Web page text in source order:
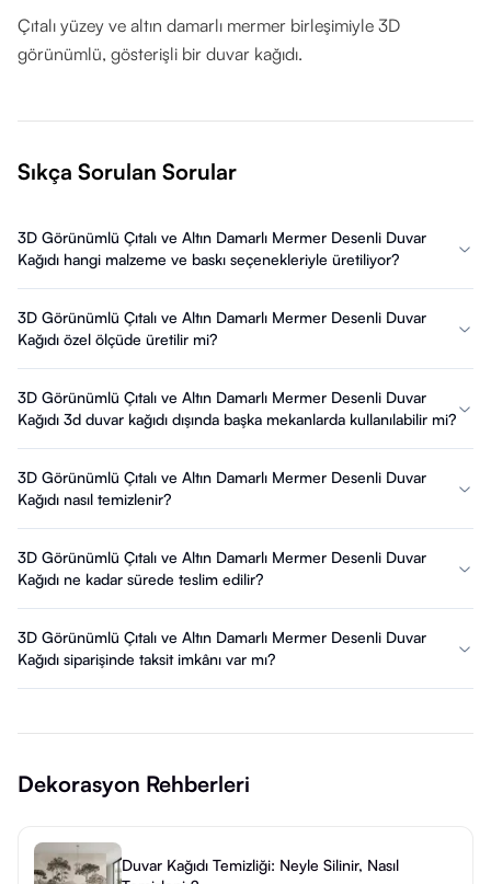
Çıtalı yüzey ve altın damarlı mermer birleşimiyle 3D
görünümlü, gösterişli bir duvar kağıdı.
Sıkça Sorulan Sorular
3D Görünümlü Çıtalı ve Altın Damarlı Mermer Desenli Duvar
Kağıdı hangi malzeme ve baskı seçenekleriyle üretiliyor?
3D Görünümlü Çıtalı ve Altın Damarlı Mermer Desenli Duvar
Kağıdı özel ölçüde üretilir mi?
3D Görünümlü Çıtalı ve Altın Damarlı Mermer Desenli Duvar
Kağıdı 3d duvar kağıdı dışında başka mekanlarda kullanılabilir mi?
3D Görünümlü Çıtalı ve Altın Damarlı Mermer Desenli Duvar
Kağıdı nasıl temizlenir?
3D Görünümlü Çıtalı ve Altın Damarlı Mermer Desenli Duvar
Kağıdı ne kadar sürede teslim edilir?
3D Görünümlü Çıtalı ve Altın Damarlı Mermer Desenli Duvar
Kağıdı siparişinde taksit imkânı var mı?
Dekorasyon Rehberleri
Duvar Kağıdı Temizliği: Neyle Silinir, Nasıl